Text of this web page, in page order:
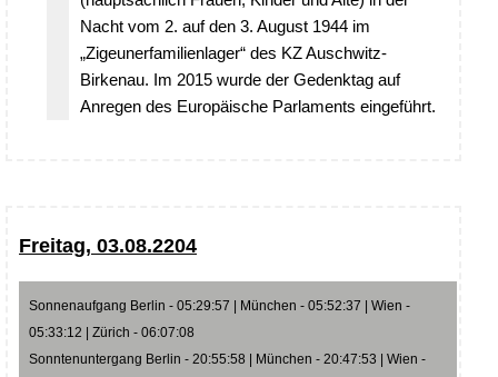
Nacht vom 2. auf den 3. August 1944 im
„Zigeunerfamilienlager“ des KZ Auschwitz-
Birkenau. Im 2015 wurde der Gedenktag auf
Anregen des Europäische Parlaments eingeführt.
Freitag, 03.08.2204
Sonnenaufgang Berlin - 05:29:57 | München - 05:52:37 | Wien -
05:33:12 | Zürich - 06:07:08
Sonntenuntergang Berlin - 20:55:58 | München - 20:47:53 | Wien -